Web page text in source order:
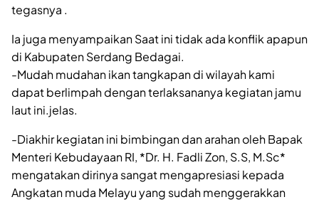
tegasnya .
Ia juga menyampaikan Saat ini tidak ada konflik apapun
di Kabupaten Serdang Bedagai.
-Mudah mudahan ikan tangkapan di wilayah kami
dapat berlimpah dengan terlaksananya kegiatan jamu
laut ini.jelas.
-Diakhir kegiatan ini bimbingan dan arahan oleh Bapak
Menteri Kebudayaan RI, *Dr. H. Fadli Zon, S.S, M.Sc*
mengatakan dirinya sangat mengapresiasi kepada
Angkatan muda Melayu yang sudah menggerakkan